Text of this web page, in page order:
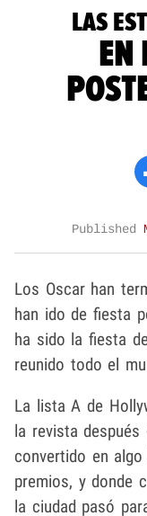
LAS
EN
Published
Los Oscar han
han ido de fiesta
ha sido la fiesta
reunido todo el
La lista A de
la revista
convertido en
premios, y donde
la ciudad pasó